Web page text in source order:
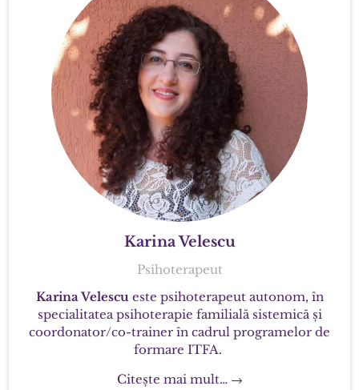
Karina Velescu
Psihoterapeut
Karina Velescueste psihoterapeut autonom, în
specialitatea psihoterapie familială sistemică și
coordonator/co-trainer în cadrul programelor de
formare ITFA.
Citește mai mult… →